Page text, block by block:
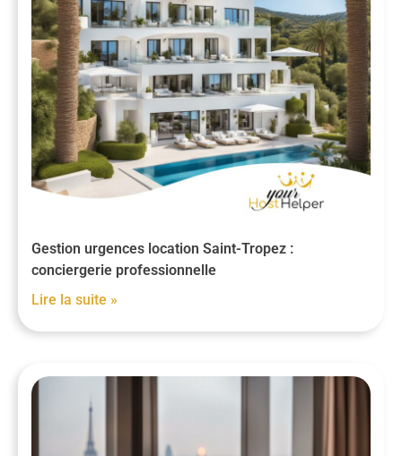
Gestion urgences location Saint-Tropez :
conciergerie professionnelle
Lire la suite »